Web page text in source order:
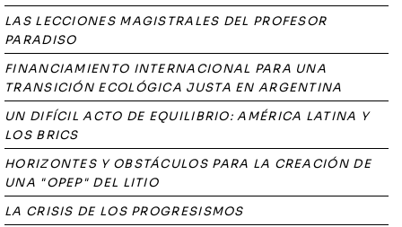
LAS LECCIONES MAGISTRALES DEL PROFESOR
PARADISO
FINANCIAMIENTO INTERNACIONAL PARA UNA
TRANSICIÓN ECOLÓGICA JUSTA EN ARGENTINA
UN DIFÍCIL ACTO DE EQUILIBRIO: AMÉRICA LATINA Y
LOS BRICS
HORIZONTES Y OBSTÁCULOS PARA LA CREACIÓN DE
UNA "OPEP" DEL LITIO
LA CRISIS DE LOS PROGRESISMOS